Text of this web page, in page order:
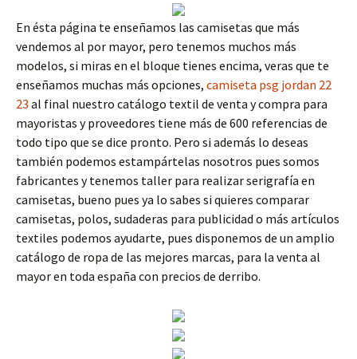
En ésta página te enseñamos las camisetas que más
vendemos al por mayor, pero tenemos muchos más
modelos, si miras en el bloque tienes encima, veras que te
enseñamos muchas más opciones, camiseta psg jordan 22
23 al final nuestro catálogo textil de venta y compra para
mayoristas y proveedores tiene más de 600 referencias de
todo tipo que se dice pronto. Pero si además lo deseas
también podemos estampártelas nosotros pues somos
fabricantes y tenemos taller para realizar serigrafía en
camisetas, bueno pues ya lo sabes si quieres comparar
camisetas, polos, sudaderas para publicidad o más artículos
textiles podemos ayudarte, pues disponemos de un amplio
catálogo de ropa de las mejores marcas, para la venta al
mayor en toda españa con precios de derribo.